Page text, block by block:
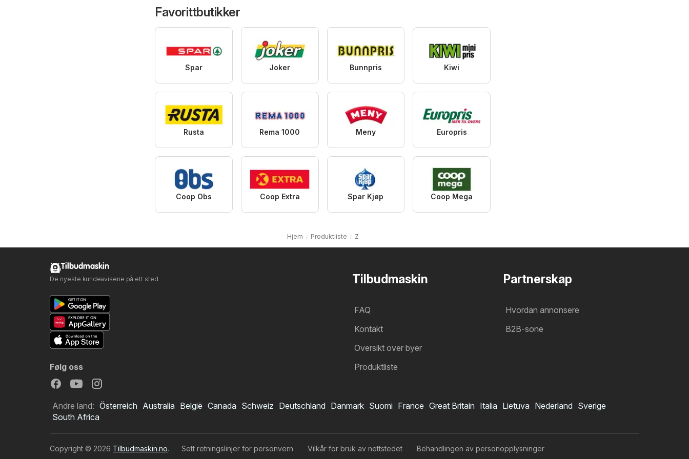
Favorittbutikker
Spar Joker Bunnpris Kiwi
Rusta Rema 1000 Meny Europris
Coop Obs Coop Extra Spar Kjøp Coop Mega
Hjem Produktliste Z
Tilbudmaskin
FAQ
Kontakt
Oversikt over byer
Produktliste
Partnerskap
Hvordan annonsere
B2B-sone
Tilbudmaskin
De nyeste kundeavisene på ett sted
Følg oss
Andre land: Österreich Australia België Canada Schweiz Deutschland Danmark Suomi France Great Britain Italia Lietuva Nederland Sverige
South Africa
Copyright © 2026 Tilbudmaskin.no. Sett retningslinjer for personvern Vilkår for bruk av nettstedet Behandlingen av personopplysninger